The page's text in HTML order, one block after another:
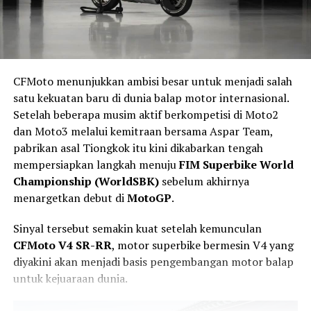
Dimensinya juga tergolong kompak, dengan panjang
2.005 mm, lebar 770 mm, tinggi 1.090 mm, dan
wheelbase 1.280 mm. Ground clearance mencapai
mm, sehingga cukup menunjang penggunaan di jalan
perkotaan maupun ketika melewati permukaan jalan
yang tidak rata.
Kombinasi bobot ringan dan jok yang relatif rendah
membuat motor ini lebih mudah dikendalikan, terutama
ketika harus berhenti, bermanuver di lalu lintas padat,
maupun saat parkir.
Kaki-Kaki Bergaya Klasik
Untuk sektor suspensi, Suzuki GN160 menggunakan
fork teleskopik di depan dan suspensi ganda
hidrolik di belakang .
tambahan untuk membantu mengurangi risiko benturan
saat melewati medan yang lebih menantang.
Mesin 190 cc dengan Tenaga 19 HP
Di balik desainnya yang bergaya adventure, Thrust
CFMoto menunjukkan ambisi besar untuk menjadi salah
satu kekuatan baru di dunia balap motor internasional.
Setelah beberapa musim aktif berkompetisi di Moto2
dan Moto3 melalui kemitraan bersama Aspar Team,
pabrikan asal Tiongkok itu kini dikabarkan tengah
mempersiapkan langkah menujuFIM Superbike World
Championship (WorldSBK)sebelum akhirnya
menargetkan debut diMotoGP.
Sinyal tersebut semakin kuat setelah kemunculan
CFMoto V4 SR-RR, motor superbike bermesin V4 yang
diyakini akan menjadi basis pengembangan motor balap
untuk kejuaraan dunia.